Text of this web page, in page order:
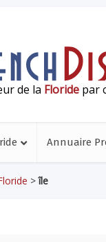
de la Floridepar
Annuaire
>île